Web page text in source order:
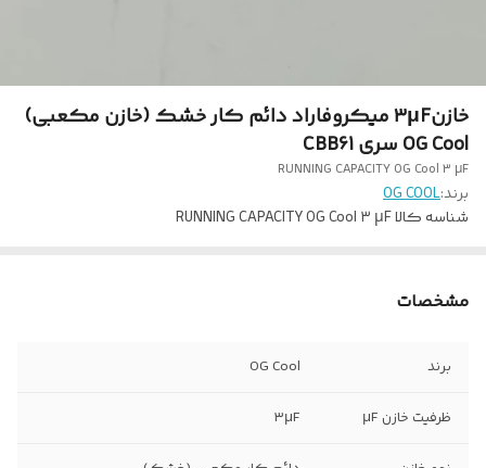
خازن۳µF میکروفاراد دائم کار خشک (خازن مکعبی)
OG Cool سری CBB61
RUNNING CAPACITY OG Cool ۳ µF
برند:OG COOL
شناسه کالاRUNNING CAPACITY OG Cool ۳ µF
مشخصات
برند OG Cool
ظرفیت خازن µF ۳µF